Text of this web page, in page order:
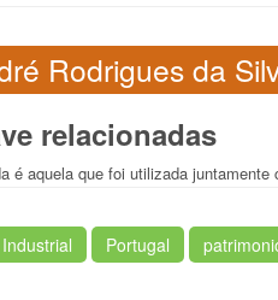
Rodrigues da
relacionadas
é aquela que foi utilizada
Portugal